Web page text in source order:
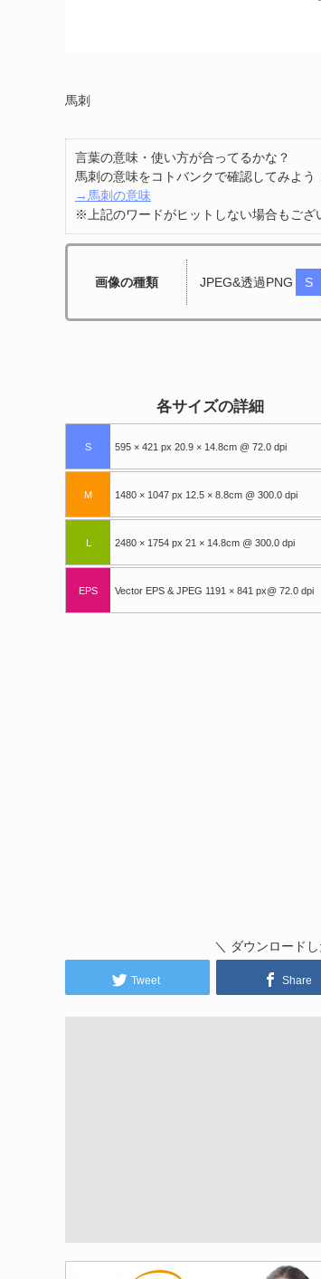
馬刺
言葉の意味・使い方が合ってるかな？
馬刺の意味をコトバンクで確認してみよう
→馬刺の意味
※上記のワードがヒットしない場合もござ
画像の種類 JPEG&透過PNG S
各サイズの詳細
S 595 × 421 px 20.9 × 14.8cm @ 72.0 dpi
M 1480 × 1047 px 12.5 × 8.8cm @ 300.0 dpi
L 2480 × 1754 px 21 × 14.8cm @ 300.0 dpi
EPS Vector EPS & JPEG 1191 × 841 px@ 72.0 dpi
＼ ダウンロード
Tweet Share